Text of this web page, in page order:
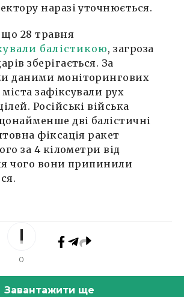
наразі уточнюється.
28 травня
балістикою, загроза
зберігається. За
даними моніторингових
міста зафіксували рух
Російські війська
дві балістичні
фіксація ракет
за 4 кілометри від
чого вони припинили
0
Завантажити ще